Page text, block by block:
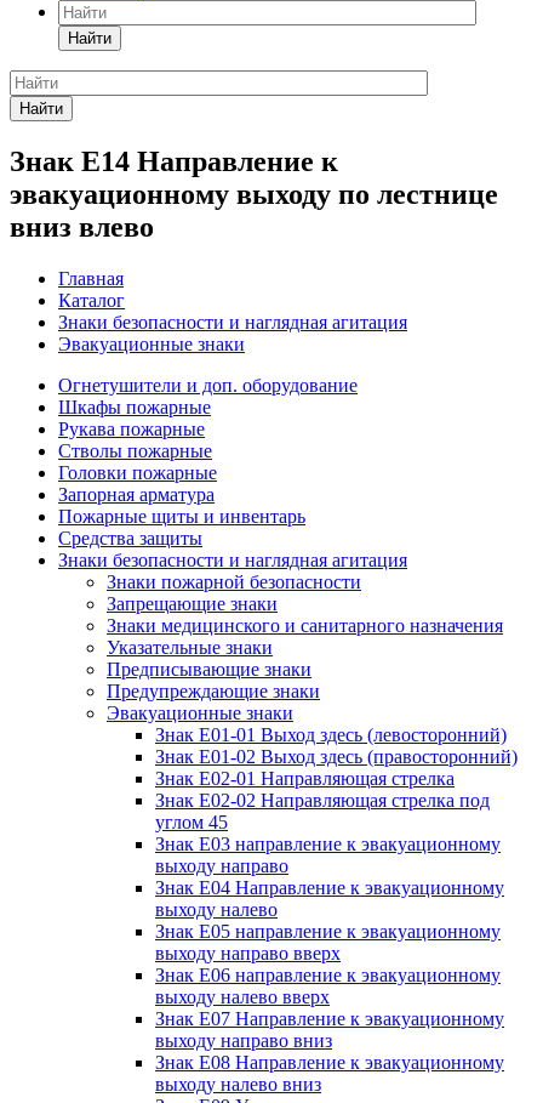
Найти
Найти
Знак Е14 Направление к
эвакуационному выходу по лестнице
вниз влево
Главная
Каталог
Знаки безопасности и наглядная агитация
Эвакуационные знаки
Огнетушители и доп. оборудование
Шкафы пожарные
Рукава пожарные
Стволы пожарные
Головки пожарные
Запорная арматура
Пожарные щиты и инвентарь
Средства защиты
Знаки безопасности и наглядная агитация
Знаки пожарной безопасности
Запрещающие знаки
Знаки медицинского и санитарного назначения
Указательные знаки
Предписывающие знаки
Предупреждающие знаки
Эвакуационные знаки
Знак Е01-01 Выход здесь (левосторонний)
Знак Е01-02 Выход здесь (правосторонний)
Знак Е02-01 Направляющая стрелка
Знак Е02-02 Направляющая стрелка под
углом 45
Знак Е03 направление к эвакуационному
выходу направо
Знак Е04 Направление к эвакуационному
выходу налево
Знак Е05 направление к эвакуационному
выходу направо вверх
Знак Е06 направление к эвакуационному
выходу налево вверх
Знак Е07 Направление к эвакуационному
выходу направо вниз
Знак Е08 Направление к эвакуационному
выходу налево вниз